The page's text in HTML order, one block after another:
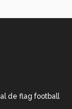
de flag football